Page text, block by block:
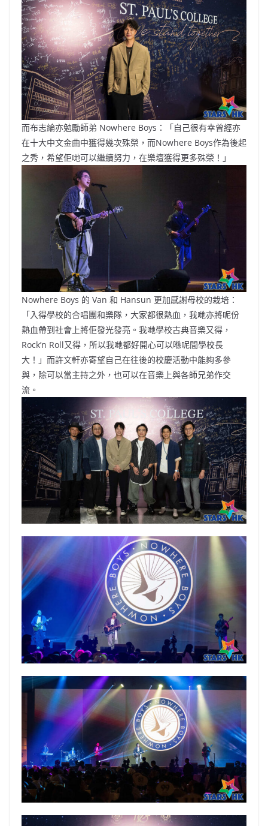
而布志綸亦勉勵師弟 Nowhere Boys：「自己很有幸曾經亦
在十大中文金曲中獲得幾次殊榮，而Nowhere Boys作為後起
之秀，希望佢哋可以繼續努力，在樂壇獲得更多殊榮！」
Nowhere Boys 的 Van 和 Hansun 更加感謝母校的栽培：
「入得學校的合唱團和樂隊，大家都很熱血，我哋亦將呢份
熱血帶到社會上將佢發光發亮。我哋學校古典音樂又得，
Rock’n Roll又得，所以我哋都好開心可以喺呢間學校長
大！」而許文軒亦寄望自己在往後的校慶活動中能夠多參
與，除可以當主持之外，也可以在音樂上與各師兄弟作交
流。